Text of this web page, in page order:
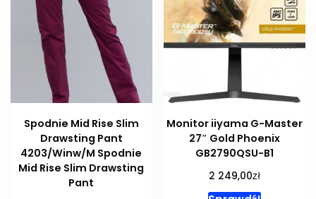
Spodnie Mid Rise Slim
Drawsting Pant
4203/Winw/M Spodnie
Mid Rise Slim Drawsting
Pant
Monitor iiyama G-Master
27″ Gold Phoenix
GB2790QSU-B1
2 249,00zł